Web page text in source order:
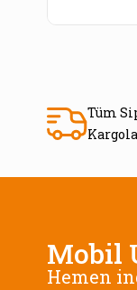
Tüm
Mobil
Hemen